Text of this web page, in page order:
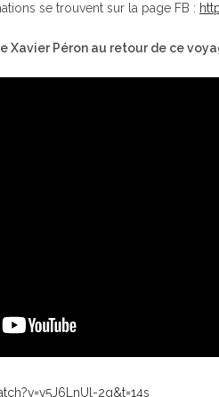
se trouvent sur la page FB :
Xavier Péron au retour de ce
2g&t=14s